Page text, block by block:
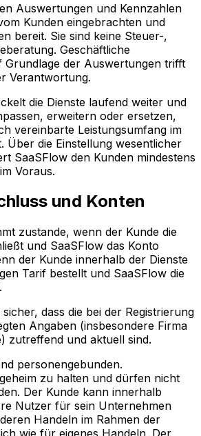
Auswertungen und Kennzahlen
Kunden eingebrachten und
bereit. Sie sind keine Steuer-,
Geschäftliche
Grundlage der Auswertungen trifft
Verantwortung.
die Dienste laufend weiter und
erweitern oder ersetzen,
vereinbarte Leistungsumfang im
Über die Einstellung wesentlicher
SaaSFlow den Kunden mindestens
Voraus.
und Konten
zustande, wenn der Kunde die
und SaaSFlow das Konto
der Kunde innerhalb der Dienste
Tarif bestellt und SaaSFlow die
dass die bei der Registrierung
Angaben (insbesondere Firma
zutreffend und aktuell sind.
personengebunden.
zu halten und dürfen nicht
Der Kunde kann innerhalb
Nutzer für sein Unternehmen
Handeln im Rahmen der